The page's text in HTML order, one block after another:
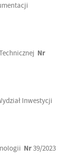
Nr
Inwestycji
Nr39/2023